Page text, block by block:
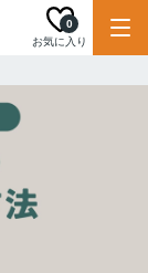
お気に入り
0